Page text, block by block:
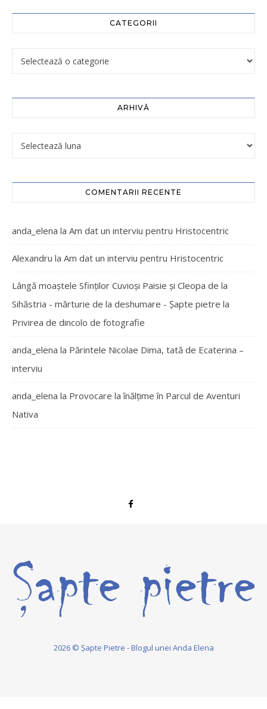
CATEGORII
ARHIVĂ
COMENTARII RECENTE
anda_elena la Am dat un interviu pentru Hristocentric
Alexandru la Am dat un interviu pentru Hristocentric
Lângă moaștele Sfinților Cuvioși Paisie și Cleopa de la
Sihăstria - mărturie de la deshumare - Şapte pietre la
Privirea de dincolo de fotografie
anda_elena la Părintele Nicolae Dima, tată de Ecaterina –
interviu
anda_elena la Provocare la înălțime în Parcul de Aventuri
Nativa
2026 © Șapte Pietre - Blogul unei Anda Elena